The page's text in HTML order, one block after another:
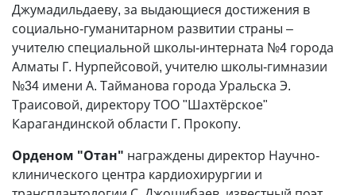
Джумадильдаеву, за выдающиеся достижения в
социально-гуманитарном развитии страны –
учителю специальной школы-интерната №4 города
Алматы Г. Нурпейсовой, учителю школы-гимназии
№34 имени А. Тайманова города Уральска Э.
Траисовой, директору ТОО "Шахтёрское"
Карагандинской области Г. Прокопу.
Орденом "Отан" награждены директор Научно-
клинического центра кардиохирургии и